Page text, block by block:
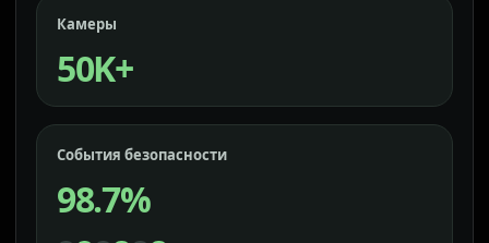
Камеры
50K+
События безопасности
98.7%